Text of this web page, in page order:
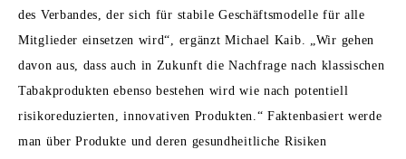
des Verbandes, der sich für stabile Geschäftsmodelle für alle
Mitglieder einsetzen wird“, ergänzt Michael Kaib. „Wir gehen
davon aus, dass auch in Zukunft die Nachfrage nach klassischen
Tabakprodukten ebenso bestehen wird wie nach potentiell
risikoreduzierten, innovativen Produkten.“ Faktenbasiert werde
man über Produkte und deren gesundheitliche Risiken